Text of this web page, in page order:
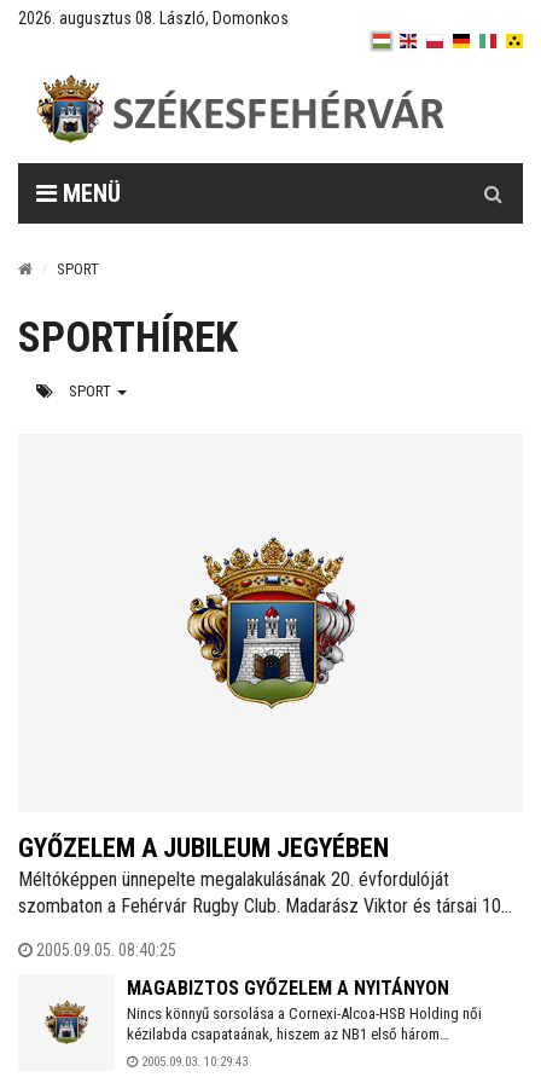
2026. augusztus 08. László, Domonkos
MENÜ
SPORT
SPORTHÍREK
SPORT
GYŐZELEM A JUBILEUM JEGYÉBEN
Méltóképpen ünnepelte megalakulásának 20. évfordulóját
szombaton a Fehérvár Rugby Club. Madarász Viktor és társai 10
Fehérváriak egész délután különböző programokkal kedveskedtek
a kellemes időben szép számmal kilátogató közönségnek, -így
többek között- volt öregfiúk mérkőzés és a régi emlékek
fényképes-videós felidézése is terítékre került. FRC - Bp. Exiles
2005.09.05. 08:40:25
MAGABIZTOS GYŐZELEM A NYITÁNYON
Nincs könnyű sorsolása a Cornexi-Alcoa-HSB Holding női
kézilabda csapataának, hiszem az NB1 első három
fordulójában fővárosi együttesek ellen kell helyt állnia. Az FTC
2005.09.03. 10:29:43